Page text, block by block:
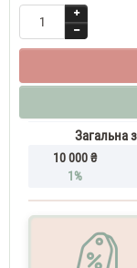
Загальна
10 000 ₴
1%